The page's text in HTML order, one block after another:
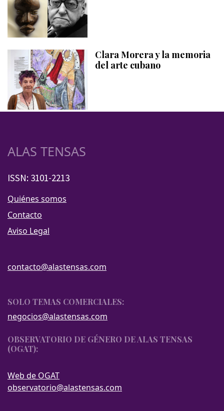
Clara Morera y la memoria
del arte cubano
ALAS TENSAS
ISSN: 3101-2213
Quiénes somos
Contacto
Aviso Legal
contacto@alastensas.com
SOLO TEMAS COMERCIALES:
negocios@alastensas.com
OBSERVATORIO DE GÉNERO DE ALAS TENSAS
(OGAT):
Web de OGAT
observatorio@alastensas.com